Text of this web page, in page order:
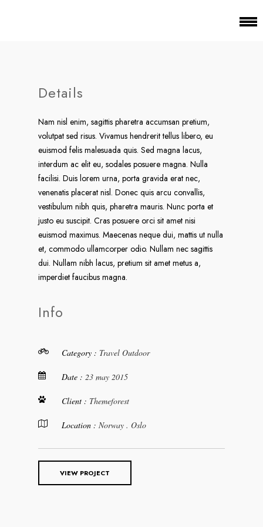
Details
Nam nisl enim, sagittis pharetra accumsan pretium,
volutpat sed risus. Vivamus hendrerit tellus libero, eu
euismod felis malesuada quis. Sed magna lacus,
interdum ac elit eu, sodales posuere magna. Nulla
facilisi. Duis lorem urna, porta gravida erat nec,
venenatis placerat nisl. Donec quis arcu convallis,
vestibulum nibh quis, pharetra mauris. Nunc porta et
justo eu suscipit. Cras posuere orci sit amet nisi
euismod maximus. Maecenas neque dui, mattis ut nulla
et, commodo ullamcorper odio. Nullam nec sagittis
dui. Nullam nibh lacus, pretium sit amet metus a,
imperdiet faucibus magna.
Info
Category : Travel Outdoor
Date : 23 may 2015
Client : Themeforest
Location : Norway . Oslo
VIEW PROJECT